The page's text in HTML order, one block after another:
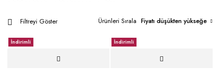
Filtreyi Göster Ürünleri Sırala Fiyatı düşükten yükseğe
İndirimli İndirimli